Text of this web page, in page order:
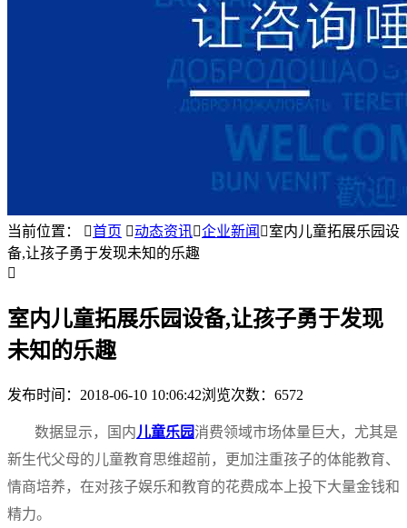
当前位置： 首页 动态资讯企业新闻 室内儿童拓展乐园设
备,让孩子勇于发现未知的乐趣

室内儿童拓展乐园设备,让孩子勇于发现
未知的乐趣
发布时间： 2018-06-10 10:06:42浏览次数：6572
数据显示，国内儿童乐园消费领域市场体量巨大，尤其是
新生代父母的儿童教育思维超前，更加注重孩子的体能教育、
情商培养，在对孩子娱乐和教育的花费成本上投下大量金钱和
精力。